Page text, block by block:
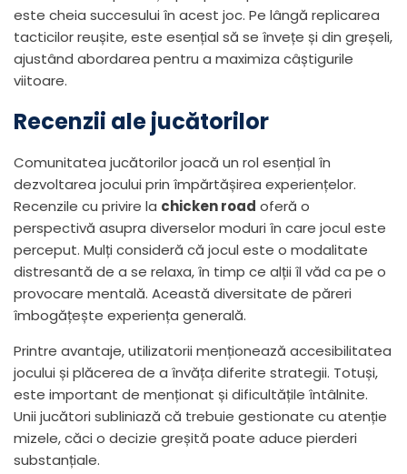
este cheia succesului în acest joc. Pe lângă replicarea
tacticilor reușite, este esențial să se învețe și din greșeli,
ajustând abordarea pentru a maximiza câștigurile
viitoare.
Recenzii ale jucătorilor
Comunitatea jucătorilor joacă un rol esențial în
dezvoltarea jocului prin împărtășirea experiențelor.
Recenzile cu privire la chicken road oferă o
perspectivă asupra diverselor moduri în care jocul este
perceput. Mulți consideră că jocul este o modalitate
distresantă de a se relaxa, în timp ce alții îl văd ca pe o
provocare mentală. Această diversitate de păreri
îmbogățește experiența generală.
Printre avantaje, utilizatorii menționează accesibilitatea
jocului și plăcerea de a învăța diferite strategii. Totuși,
este important de menționat și dificultățile întâlnite.
Unii jucători subliniază că trebuie gestionate cu atenție
mizele, căci o decizie greșită poate aduce pierderi
substanțiale.